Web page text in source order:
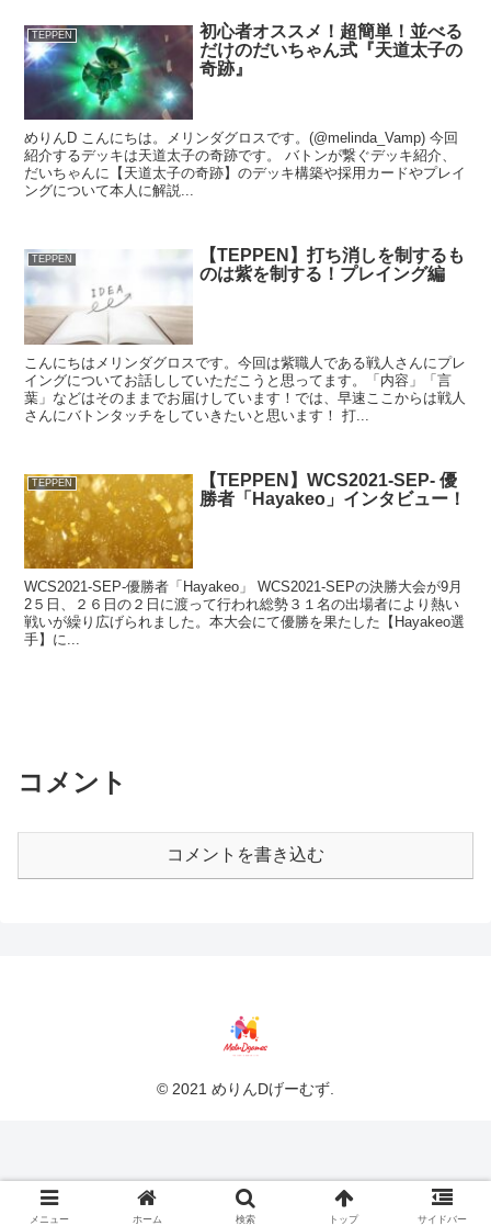
TEPPEN
初心者オススメ！超簡単！並べる
だけのだいちゃん式『天道太子の
奇跡』
めりんD こんにちは。メリンダグロスです。(@melinda_Vamp) 今回
紹介するデッキは天道太子の奇跡です。 バトンが繋ぐデッキ紹介、
だいちゃんに【天道太子の奇跡】のデッキ構築や採用カードやプレイ
ングについて本人に解説...
TEPPEN
【TEPPEN】打ち消しを制するも
のは紫を制する！プレイング編
こんにちはメリンダグロスです。今回は紫職人である戦人さんにプレ
イングについてお話ししていただこうと思ってます。「内容」「言
葉」などはそのままでお届けしています！では、早速ここからは戦人
さんにバトンタッチをしていきたいと思います！ 打...
TEPPEN
【TEPPEN】WCS2021-SEP- 優
勝者「Hayakeo」インタビュー！
WCS2021-SEP-優勝者「Hayakeo」 WCS2021-SEPの決勝大会が9月
2５日、２６日の２日に渡って行われ総勢３１名の出場者により熱い
戦いが繰り広げられました。本大会にて優勝を果たした【Hayakeo選
手】に...
コメント
コメントを書き込む
© 2021 めりんDげーむず.
メニュー ホーム 検索 トップ サイドバー